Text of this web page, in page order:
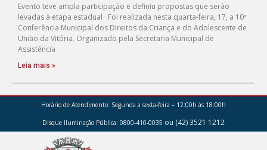
Evento teve ampla participação e definiu propostas que serão
levadas à etapa estadual Foi realizada nesta quarta-feira, 17, a 10ª
Conferência Municipal dos Direitos da Criança e do Adolescente de
União da Vitória. Organizado pela Secretaria Municipal de
Assistência
Leia mais »
Horário de Atendimento: Segunda a sexta-feira – 12:00h às 18:00h
Disque Iluminação Pública: 0800-410-0035 ou (42) 3521 1212